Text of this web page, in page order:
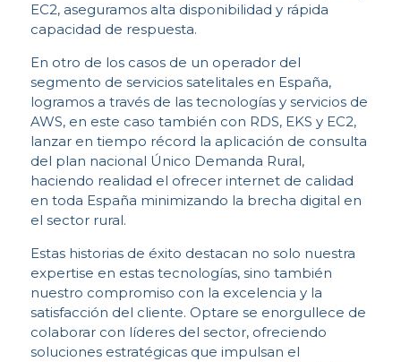
EC2, aseguramos alta disponibilidad y rápida
capacidad de respuesta.
En otro de los casos de un operador del
segmento de servicios satelitales en España,
logramos a través de las tecnologías y servicios de
AWS, en este caso también con RDS, EKS y EC2,
lanzar en tiempo récord la aplicación de consulta
del plan nacional Único Demanda Rural,
haciendo realidad el ofrecer internet de calidad
en toda España minimizando la brecha digital en
el sector rural.
Estas historias de éxito destacan no solo nuestra
expertise en estas tecnologías, sino también
nuestro compromiso con la excelencia y la
satisfacción del cliente. Optare se enorgullece de
colaborar con líderes del sector, ofreciendo
soluciones estratégicas que impulsan el